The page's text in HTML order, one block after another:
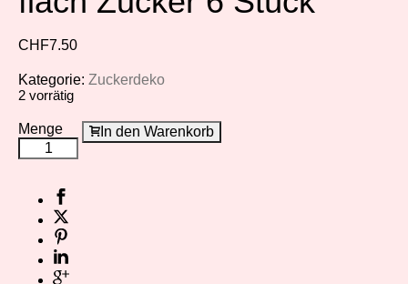
CHF7.50
Kategorie: Zuckerdeko
2 vorrätig
Menge In den Warenkorb